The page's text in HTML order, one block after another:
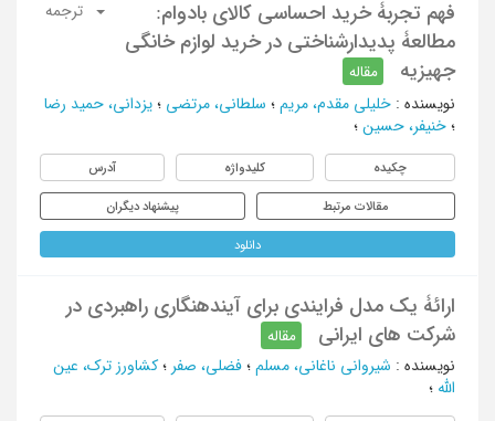
فهم تجربۀ خرید احساسی کالای بادوام:
مطالعۀ پدیدارشناختی در خرید لوازم خانگی
جهیزیه
مقاله
ترجمه
نویسنده : خلیلی مقدم، مریم ؛ سلطانی، مرتضی ؛ یزدانی، حمید رضا
؛ خنیفر، حسین ؛
چکیده کلیدواژه آدرس
مقالات مرتبط پیشنهاد دیگران
دانلود
ارائۀ یک مدل فرایندی برای آینده‎نگاری راهبردی در
شرکت های ایرانی
مقاله
نویسنده : شیروانی ناغانی، مسلم ؛ فضلی، صفر ؛ کشاورز ترک، عین
الله ؛